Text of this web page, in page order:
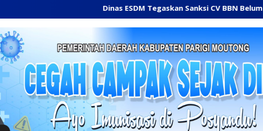
Dinas ESDM Tegaskan Sanksi CV BBN Belum Dicabut, Masih